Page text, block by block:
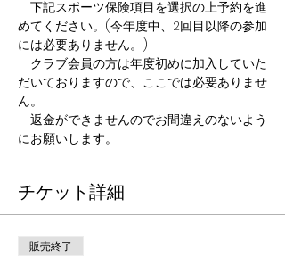
下記スポーツ保険項目を選択の上予約を進
めてください。(今年度中、2回目以降の参加
には必要ありません。)
クラブ会員の方は年度初めに加入していた
だいておりますので、ここでは必要ありませ
ん。
返金ができませんのでお間違えのないよう
にお願いします。
チケット詳細
販売終了